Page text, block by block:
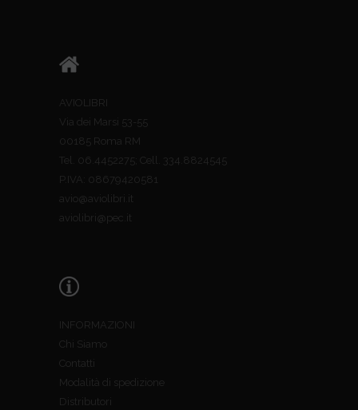
AVIOLIBRI
Via dei Marsi 53-55
00185 Roma RM
Tel. 06.4452275; Cell. 334.8824545
P.IVA: 08679420581
avio@aviolibri.it
aviolibri@pec.it
INFORMAZIONI
Chi Siamo
Contatti
Modalità di spedizione
Distributori